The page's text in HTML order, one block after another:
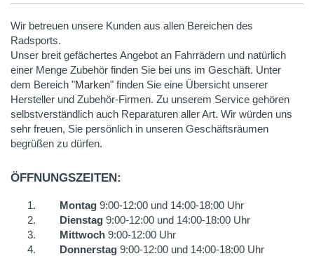
Wir betreuen unsere Kunden aus allen Bereichen des
Radsports.
Unser breit gefächertes Angebot an Fahrrädern und natürlich
einer Menge Zubehör finden Sie bei uns im Geschäft. Unter
dem Bereich "Marken" finden Sie eine Übersicht unserer
Hersteller und Zubehör-Firmen. Zu unserem Service gehören
selbstverständlich auch Reparaturen aller Art. Wir würden uns
sehr freuen, Sie persönlich in unseren Geschäftsräumen
begrüßen zu dürfen.
ÖFFNUNGSZEITEN:
Montag 9:00-12:00 und 14:00-18:00 Uhr
Dienstag 9:00-12:00 und 14:00-18:00 Uhr
Mittwoch 9:00-12:00 Uhr
Donnerstag 9:00-12:00 und 14:00-18:00 Uhr